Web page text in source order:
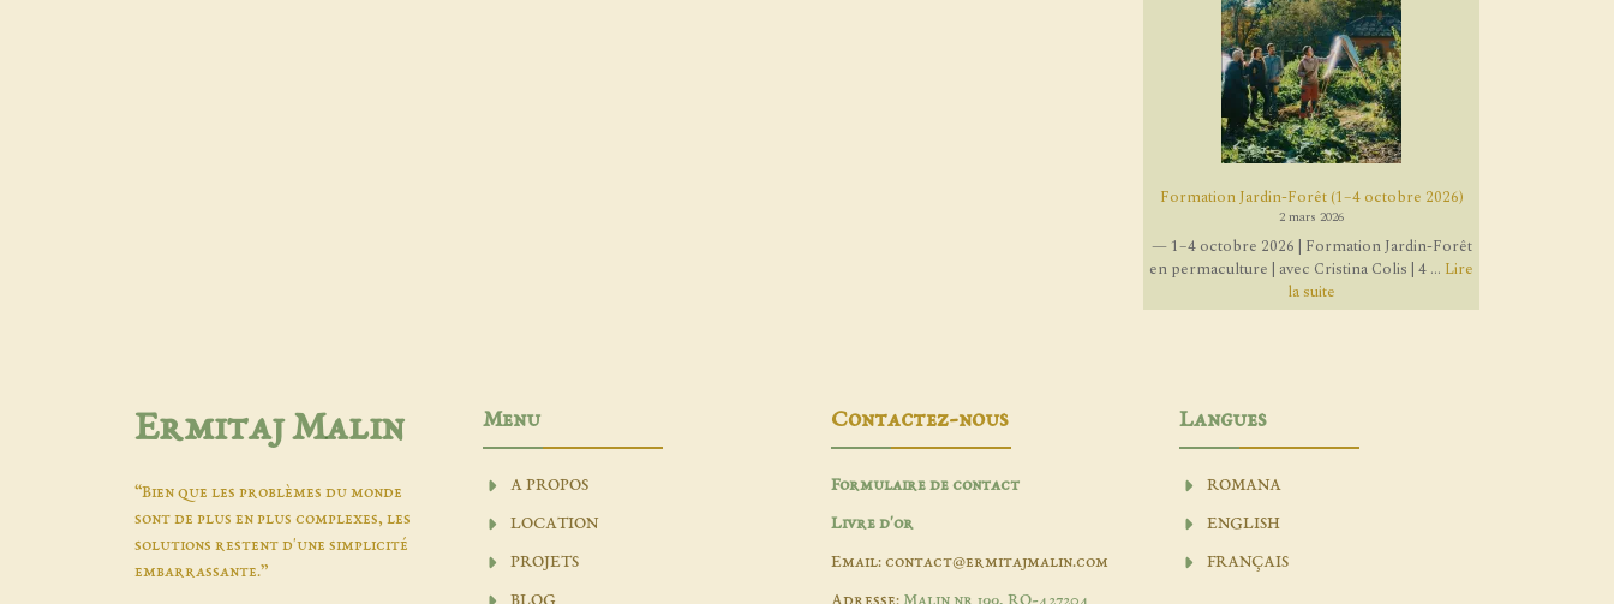
Formation Jardin-Forêt (1–4 octobre 2026)
2 mars 2026
— 1–4 octobre 2026 | Formation Jardin-Forêt
en permaculture | avec Cristina Colis | 4 ... Lire
la suite
Ermitaj Malin
“Bien que les problèmes du monde
sont de plus en plus complexes, les
solutions restent d'une simplicité
embarrassante.”
Menu
A PROPOS
LOCATION
PROJETS
BLOG
Contactez-nous
Formulaire de contact
Livre d'or
Email: contact@ermitajmalin.com
Adresse: Malin nr 199, RO-427204
Langues
ROMANA
ENGLISH
FRANÇAIS